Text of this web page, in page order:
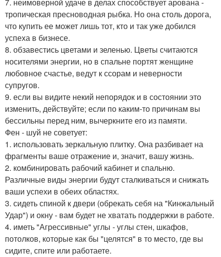
7. неимоверной удаче в делах способствует арована -
тропическая пресноводная рыбка. Но она столь дорога,
что купить ее может лишь тот, кто и так уже добился
успеха в бизнесе.
8. обзавестись цветами и зеленью. Цветы считаются
носителями энергии, но в спальне портят женщине
любовное счастье, ведут к ссорам и неверности
супругов.
9. если вы видите некий непорядок и в состоянии это
изменить, действуйте; если по каким-то причинам вы
бессильны перед ним, вычеркните его из памяти.
Фен - шуй не советует:
1. использовать зеркальную плитку. Она разбивает на
фрагменты ваше отражение и, значит, вашу жизнь.
2. комбинировать рабочий кабинет и спальню.
Различные виды энергии будут сталкиваться и снижать
ваши успехи в обеих областях.
3. сидеть спиной к двери (обрекать себя на "Кинжальный
Удар") и окну - вам будет не хватать поддержки в работе.
4. иметь "Агрессивные" углы - углы стен, шкафов,
потолков, которые как бы "целятся" в то место, где вы
сидите, спите или работаете.